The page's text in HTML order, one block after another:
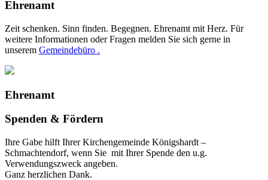
Ehrenamt
Zeit schenken. Sinn finden. Begegnen. Ehrenamt mit Herz. Für
weitere Informationen oder Fragen melden Sie sich gerne in
unserem Gemeindebüro .
Ehrenamt
Spenden & Fördern
Ihre Gabe hilft Ihrer Kirchengemeinde Königshardt –
Schmachtendorf, wenn Sie mit Ihrer Spende den u.g.
Verwendungszweck angeben.
Ganz herzlichen Dank.